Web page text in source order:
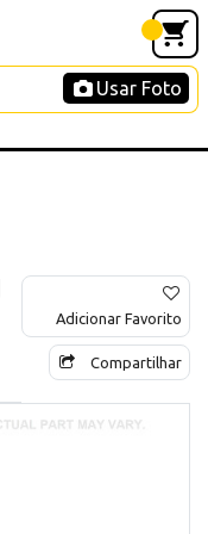
Usar Foto
Adicionar Favorito
Compartilhar